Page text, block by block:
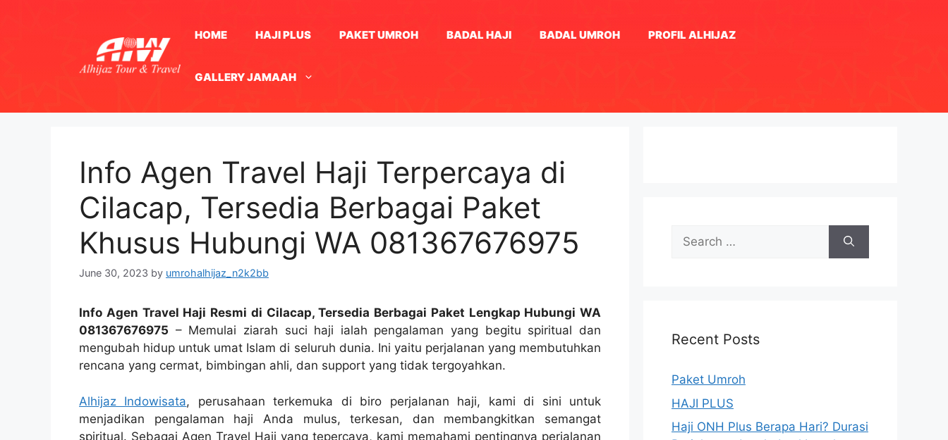
HOME HAJI PLUS PAKET UMROH BADAL HAJI BADAL UMROH PROFIL ALHIJAZ
GALLERY JAMAAH
Info Agen Travel Haji Terpercaya di
Cilacap, Tersedia Berbagai Paket
Khusus Hubungi WA 081367676975
June 30, 2023 by umrohalhijaz_n2k2bb
Info Agen Travel Haji Resmi di Cilacap, Tersedia Berbagai Paket Lengkap Hubungi WA
081367676975 – Memulai ziarah suci haji ialah pengalaman yang begitu spiritual dan
mengubah hidup untuk umat Islam di seluruh dunia. Ini yaitu perjalanan yang membutuhkan
rencana yang cermat, bimbingan ahli, dan support yang tidak tergoyahkan.
Alhijaz Indowisata, perusahaan terkemuka di biro perjalanan haji, kami di sini untuk
menjadikan pengalaman haji Anda mulus, terkesan, dan membangkitkan semangat
spiritual. Sebagai Agen Travel Haji yang tepercaya, kami memahami pentingnya perjalanan
Search
for:
Recent Posts
Paket Umroh
HAJI PLUS
Haji ONH Plus Berapa Hari? Durasi